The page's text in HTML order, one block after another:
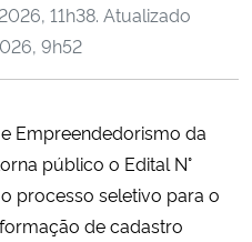
11h38. Atualizado
9h52
Empreendedorismo da
público o Edital N°
processo seletivo para o
de cadastro